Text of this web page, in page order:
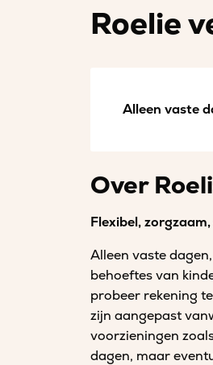
Roelie
Alleen vaste
Over
Flexibel,
Alleen vaste
behoeftes van
probeer rekening
zijn aangepast
voorzieningen
dagen, maar